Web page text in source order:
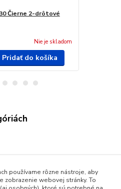
Čierne 2-drôtové
Nie je skladom
Pridať do košíka
používame rôzne nástroje, aby
zobrazenie webovej stránky. To